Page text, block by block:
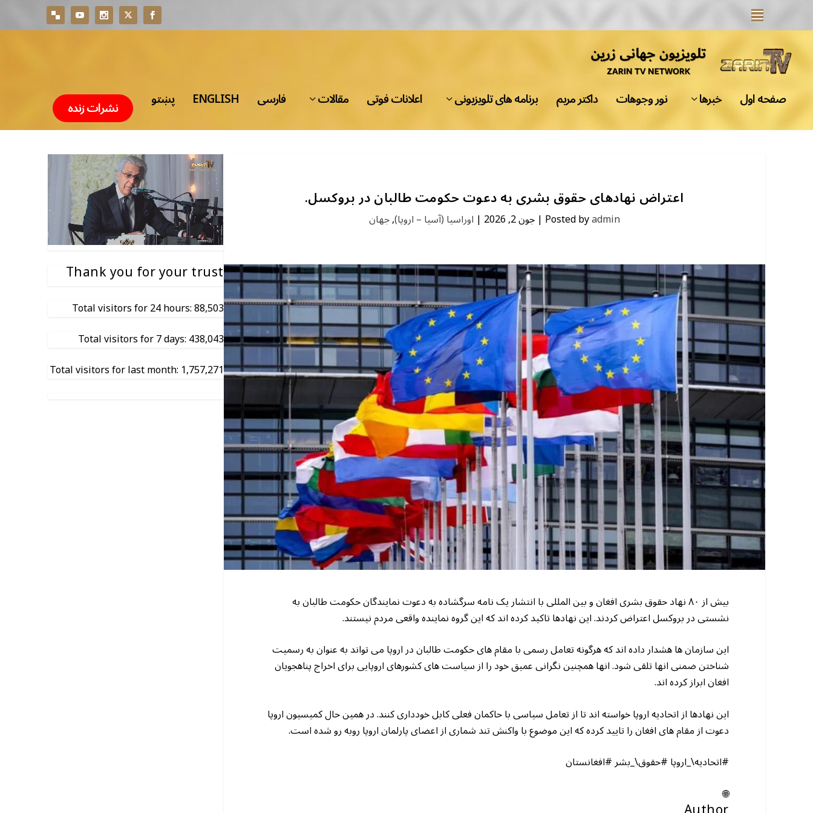
صفحه اول خبرها نور وجوهات داکتر مریم برنامه های تلویزیونی اعلانات فوتی مقالات فارسی ENGLISH پښتو نشرات زنده
اعتراض نهادهای حقوق بشری به دعوت حکومت طالبان در بروکسل.
Posted byadmin
|جون 2, 2026 | اوراسیا (آسیا – اروپا),جهان
بیش از ۸۰ نهاد حقوق بشری افغان و بین المللی با انتشار یک نامه سرگشاده به دعوت نمایندگان حکومت طالبان به
نشستی در بروکسل اعتراض کردند. این نهادها تاکید کرده اند که این گروه نماینده واقعی مردم نیستند.
این سازمان ها هشدار داده اند که هرگونه تعامل رسمی با مقام های حکومت طالبان در اروپا می تواند به عنوان به رسمیت
شناختن ضمنی انها تلقی شود. انها همچنین نگرانی عمیق خود را از سیاست های کشورهای اروپایی برای اخراج پناهجویان
افغان ابراز کرده اند.
این نهادها از اتحادیه اروپا خواسته اند تا از تعامل سیاسی با حاکمان فعلی کابل خودداری کنند. در همین حال کمیسیون اروپا
دعوت از مقام های افغان را تایید کرده که این موضوع با واکنش تند شماری از اعضای پارلمان اروپا روبه رو شده است.
#اتحادیه\_اروپا #حقوق\_بشر #افغانستان
🌐
Thank you for your trust
Total visitors for 24 hours: 88,503
Total visitors for 7 days: 438,043
Total visitors for last month: 1,757,271